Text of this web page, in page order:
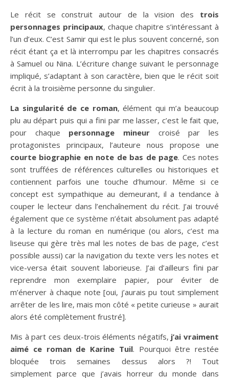
Le récit se construit autour de la vision des trois
personnages principaux, chaque chapitre s’intéressant à
l’un d’eux. C’est Samir qui est le plus souvent concerné, son
récit étant ça et là interrompu par les chapitres consacrés
à Samuel ou Nina. L’écriture change suivant le personnage
impliqué, s’adaptant à son caractère, bien que le récit soit
écrit à la troisième personne du singulier.
La singularité de ce roman, élément qui m’a beaucoup
plu au départ puis qui a fini par me lasser, c’est le fait que,
pour chaque personnage mineur croisé par les
protagonistes principaux, l’auteure nous propose une
courte biographie en note de bas de page. Ces notes
sont truffées de références culturelles ou historiques et
contiennent parfois une touche d’humour. Même si ce
concept est sympathique au demeurant, il a tendance à
couper le lecteur dans l’enchaînement du récit. J’ai trouvé
également que ce système n’était absolument pas adapté
à la lecture du roman en numérique (ou alors, c’est ma
liseuse qui gère très mal les notes de bas de page, c’est
possible aussi) car la navigation du texte vers les notes et
vice-versa était souvent laborieuse. J’ai d’ailleurs fini par
reprendre mon exemplaire papier, pour éviter de
m’énerver à chaque note [oui, j’aurais pu tout simplement
arrêter de les lire, mais mon côté « petite curieuse » aurait
alors été complètement frustré].
Mis à part ces deux-trois éléments négatifs, j’ai vraiment
aimé ce roman de Karine Tuil. Pourquoi être restée
bloquée trois semaines dessus alors ?! Tout
simplement parce que j’avais horreur du monde dans